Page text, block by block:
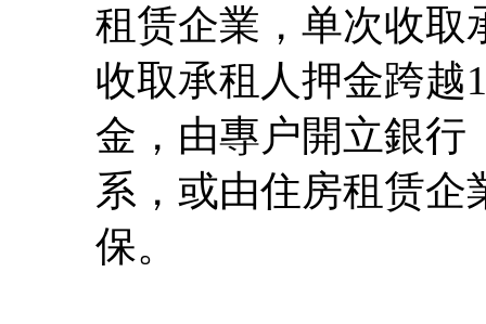
租赁企業，单次收取
收取承租人押金跨越
金，由專户開立銀行
系，或由住房租赁
保。